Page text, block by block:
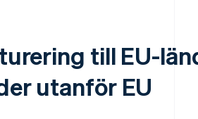
till EU-
utanför EU